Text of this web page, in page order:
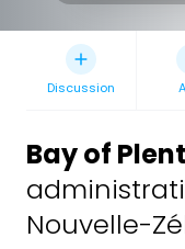
Discussion
Bay of
Nouvelle-